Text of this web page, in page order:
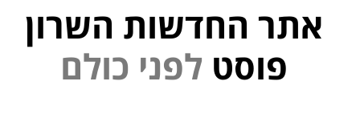
אתר החדשות השרון
פוסט